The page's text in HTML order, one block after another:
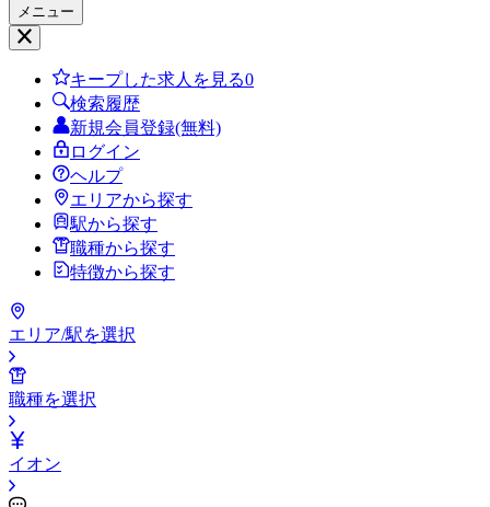
メニュー
キープした求人を見る0
検索履歴
新規会員登録(無料)
ログイン
ヘルプ
エリアから探す
駅から探す
職種から探す
特徴から探す
エリア/駅を選択
職種を選択
イオン